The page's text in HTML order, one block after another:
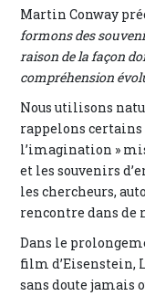
Martin Conway
formons des
raison de la façon
compréhension
Nous utilisons
rappelons
l’imagination »
et les souvenirs
les chercheurs,
rencontre dans de
Dans le
film d’Eisenstein,
sans doute jamais